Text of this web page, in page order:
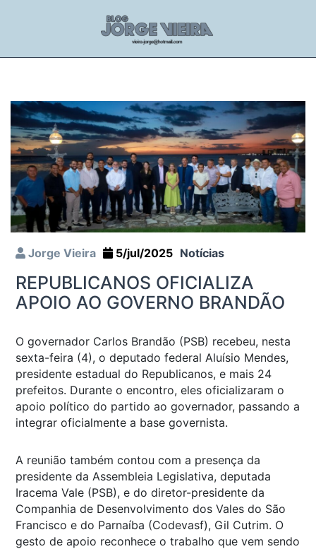
Jorge Vieira 5/jul/2025 Notícias
REPUBLICANOS OFICIALIZA
APOIO AO GOVERNO BRANDÃO
O governador Carlos Brandão (PSB) recebeu, nesta
sexta-feira (4), o deputado federal Aluísio Mendes,
presidente estadual do Republicanos, e mais 24
prefeitos. Durante o encontro, eles oficializaram o
apoio político do partido ao governador, passando a
integrar oficialmente a base governista.
A reunião também contou com a presença da
presidente da Assembleia Legislativa, deputada
Iracema Vale (PSB), e do diretor-presidente da
Companhia de Desenvolvimento dos Vales do São
Francisco e do Parnaíba (Codevasf), Gil Cutrim. O
gesto de apoio reconhece o trabalho que vem sendo